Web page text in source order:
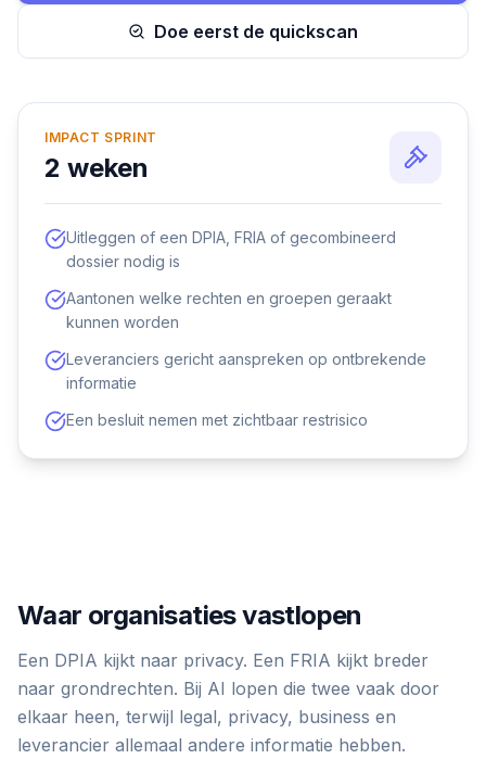
Doe eerst de quickscan
IMPACT SPRINT
2 weken
Uitleggen of een DPIA, FRIA of gecombineerd
dossier nodig is
Aantonen welke rechten en groepen geraakt
kunnen worden
Leveranciers gericht aanspreken op ontbrekende
informatie
Een besluit nemen met zichtbaar restrisico
Waar organisaties vastlopen
Een DPIA kijkt naar privacy. Een FRIA kijkt breder
naar grondrechten. Bij AI lopen die twee vaak door
elkaar heen, terwijl legal, privacy, business en
leverancier allemaal andere informatie hebben.